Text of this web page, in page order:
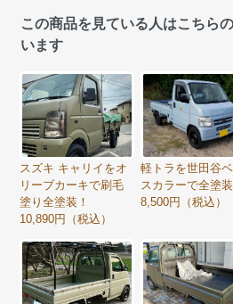
この商品を見ている人はこちら
います
スズキ キャリイをオ
リーブカーキで刷毛
塗り全塗装！
10,890円（税込）
軽トラを世田谷
スカラーで全塗装
8,500円（税込）